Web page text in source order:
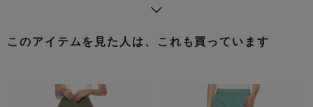
このアイテムを見た人は、これも買っています